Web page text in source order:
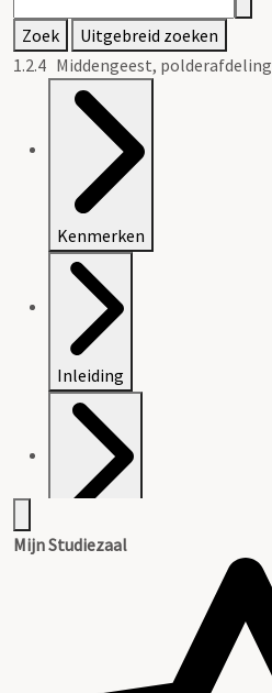
Zoek
Uitgebreid zoeken
1.2.4 Middengeest, polderafdeling
Kenmerken
Inleiding
Mijn Studiezaal